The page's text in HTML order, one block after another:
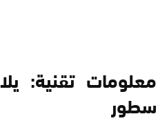
معلومات تقنية:
سطور